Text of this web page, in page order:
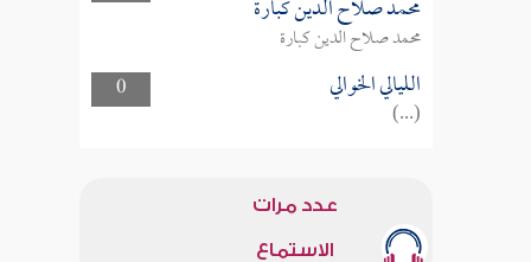
محمد صلاح الدين كبارة
محمد صلاح الدين كبارة
0
الليالي الخوالي
(...)
عدد مرات
الاستماع